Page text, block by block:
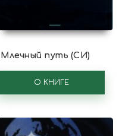
Млечный путь (СИ)
О КНИГЕ